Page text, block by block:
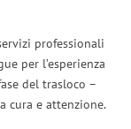
professionali
per l’esperienza
del trasloco –
cura e attenzione.